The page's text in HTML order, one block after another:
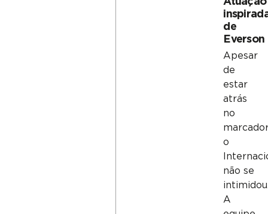
de
Everson
Apesar
de
estar
atrás
no
o
não se
A